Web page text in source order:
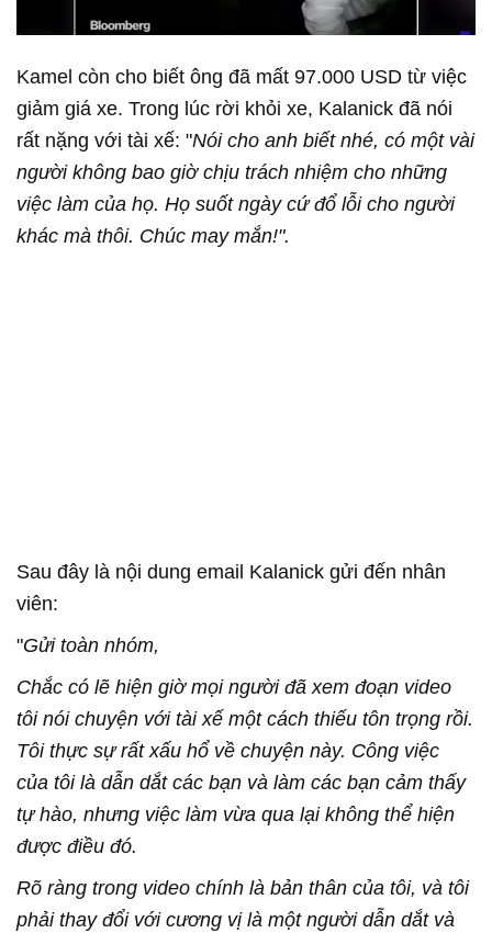
Kamel còn cho biết ông đã mất 97.000 USD từ việc
giảm giá xe. Trong lúc rời khỏi xe, Kalanick đã nói
rất nặng với tài xế: "Nói cho anh biết nhé, có một vài
người không bao giờ chịu trách nhiệm cho những
việc làm của họ. Họ suốt ngày cứ đổ lỗi cho người
khác mà thôi. Chúc may mắn!".
Sau đây là nội dung email Kalanick gửi đến nhân
viên:
"Gửi toàn nhóm,
Chắc có lẽ hiện giờ mọi người đã xem đoạn video
tôi nói chuyện với tài xế một cách thiếu tôn trọng rồi.
Tôi thực sự rất xấu hổ về chuyện này. Công việc
của tôi là dẫn dắt các bạn và làm các bạn cảm thấy
tự hào, nhưng việc làm vừa qua lại không thể hiện
được điều đó.
Rõ ràng trong video chính là bản thân của tôi, và tôi
phải thay đổi với cương vị là một người dẫn dắt và